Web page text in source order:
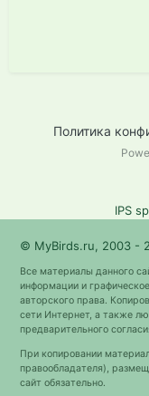
Политика
IPS
© MyBirds.ru, 2003 -
Все материалы данного
информации и
авторского права.
сети Интернет, а также
предварительного
При копировании
правообладателя),
сайт обязательно.